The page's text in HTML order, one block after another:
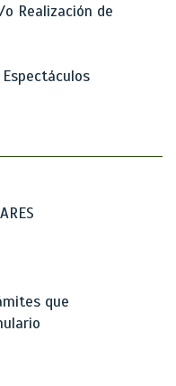
Realización de
que